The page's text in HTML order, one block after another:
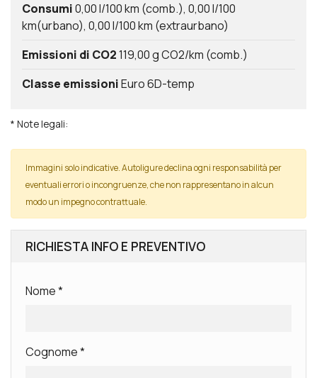
Consumi0,00 l/100 km (comb.) 0,00 l/100
km(urbano) 0,00 l/100 km (extraurbano)
Emissioni di CO2119,00 g CO2/km (comb.)
Classe emissioniEuro 6D-temp
* Note legali:
Immagini solo indicative. Autoligure declina ogni responsabilità per
eventuali errori o incongruenze, che non rappresentano in alcun
modo un impegno contrattuale.
RICHIESTA INFO E PREVENTIVO
Nome*
Cognome*